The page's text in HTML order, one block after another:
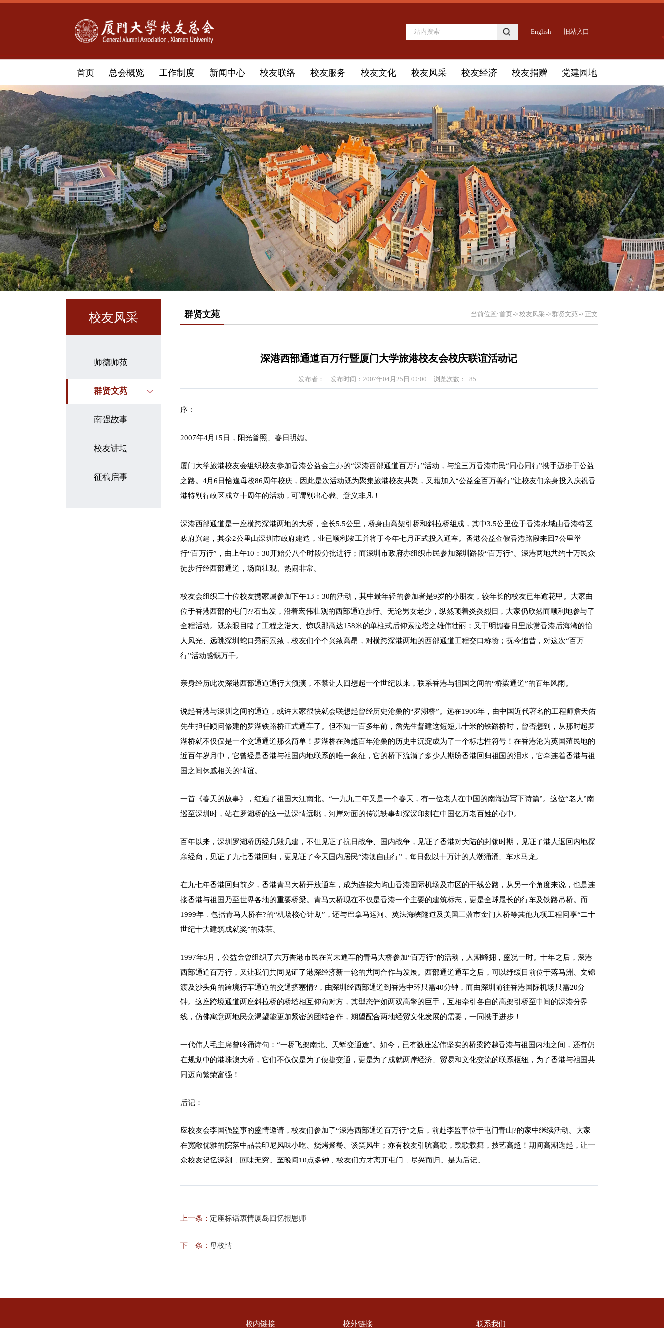
English 旧站入口
首页 总会概览 工作制度 新闻中心 校友联络 校友服务 校友文化 校友风采 校友经济 校友捐赠 党建园地
校友风采
师德师范
群贤文苑
南强故事
校友讲坛
征稿启事
群贤文苑 当前位置: 首页->校友风采->群贤文苑-> 正文
深港西部通道百万行暨厦门大学旅港校友会校庆联谊活动记
发布者： 发布时间：2007年04月25日 00:00 浏览次数： 85
序：
2007年4月15日，阳光普照、春日明媚。
厦门大学旅港校友会组织校友参加香港公益金主办的“深港西部通道百万行”活动，与逾三万香港市民“同心同行”携手迈步于公益
之路。4月6日恰逢母校86周年校庆，因此是次活动既为聚集旅港校友共聚，又藉加入“公益金百万善行”让校友们亲身投入庆祝香
港特别行政区成立十周年的活动，可谓别出心裁、意义非凡！
深港西部通道是一座横跨深港两地的大桥，全长5.5公里，桥身由高架引桥和斜拉桥组成，其中3.5公里位于香港水域由香港特区
政府兴建，其余2公里由深圳市政府建造，业已顺利竣工并将于今年七月正式投入通车。香港公益金假香港路段来回7公里举
行“百万行”，由上午10：30开始分八个时段分批进行；而深圳市政府亦组织市民参加深圳路段“百万行”。深港两地共约十万民众
徒步行经西部通道，场面壮观、热闹非常。
校友会组织三十位校友携家属参加下午13：30的活动，其中最年轻的参加者是9岁的小朋友，较年长的校友已年逾花甲。大家由
位于香港西部的屯门??石出发，沿着宏伟壮观的西部通道步行。无论男女老少，纵然顶着炎炎烈日，大家仍欣然而顺利地参与了
全程活动。既亲眼目睹了工程之浩大、惊叹那高达158米的单柱式后仰索拉塔之雄伟壮丽；又于明媚春日里欣赏香港后海湾的怡
人风光、远眺深圳蛇口秀丽景致，校友们个个兴致高昂，对横跨深港两地的西部通道工程交口称赞；抚今追昔，对这次“百万
行”活动感慨万千。
亲身经历此次深港西部通道通行大预演，不禁让人回想起一个世纪以来，联系香港与祖国之间的“桥梁通道”的百年风雨。
说起香港与深圳之间的通道，或许大家很快就会联想起曾经历史沧桑的“罗湖桥”。远在1906年，由中国近代著名的工程师詹天佑
先生担任顾问修建的罗湖铁路桥正式通车了。但不知一百多年前，詹先生督建这短短几十米的铁路桥时，曾否想到，从那时起罗
湖桥就不仅仅是一个交通通道那么简单！罗湖桥在跨越百年沧桑的历史中沉淀成为了一个标志性符号！在香港沦为英国殖民地的
近百年岁月中，它曾经是香港与祖国内地联系的唯一象征，它的桥下流淌了多少人期盼香港回归祖国的泪水，它牵连着香港与祖
国之间休戚相关的情谊。
一首《春天的故事》，红遍了祖国大江南北。“一九九二年又是一个春天，有一位老人在中国的南海边写下诗篇”。这位“老人”南
巡至深圳时，站在罗湖桥的这一边深情远眺，河岸对面的传说轶事却深深印刻在中国亿万老百姓的心中。
百年以来，深圳罗湖桥历经几毁几建，不但见证了抗日战争、国内战争，见证了香港对大陆的封锁时期，见证了港人返回内地探
亲经商，见证了九七香港回归，更见证了今天国内居民“港澳自由行”，每日数以十万计的人潮涌涌、车水马龙。
在九七年香港回归前夕，香港青马大桥开放通车，成为连接大屿山香港国际机场及市区的干线公路，从另一个角度来说，也是连
接香港与祖国乃至世界各地的重要桥梁。青马大桥现在不仅是香港一个主要的建筑标志，更是全球最长的行车及铁路吊桥。而
1999年，包括青马大桥在?的“机场核心计划”，还与巴拿马运河、英法海峡隧道及美国三藩市金门大桥等其他九项工程同享“二十
世纪十大建筑成就奖”的殊荣。
1997年5月，公益金曾组织了六万香港市民在尚未通车的青马大桥参加“百万行”的活动，人潮蜂拥，盛况一时。十年之后，深港
西部通道百万行，又让我们共同见证了港深经济新一轮的共同合作与发展。西部通道通车之后，可以纾缓目前位于落马洲、文锦
渡及沙头角的跨境行车通道的交通挤塞情?，由深圳经西部通道到香港中环只需40分钟，而由深圳前往香港国际机场只需20分
钟。这座跨境通道两座斜拉桥的桥塔相互仰向对方，其型态俨如两双高擎的巨手，互相牵引各自的高架引桥至中间的深港分界
线，仿佛寓意两地民众渴望能更加紧密的团结合作，期望配合两地经贸文化发展的需要，一同携手进步！
一代伟人毛主席曾吟诵诗句：“一桥飞架南北、天堑变通途”。如今，已有数座宏伟坚实的桥梁跨越香港与祖国内地之间，还有仍
在规划中的港珠澳大桥，它们不仅仅是为了便捷交通，更是为了成就两岸经济、贸易和文化交流的联系枢纽，为了香港与祖国共
同迈向繁荣富强！
后记：
应校友会李国强监事的盛情邀请，校友们参加了“深港西部通道百万行”之后，前赴李监事位于屯门青山?的家中继续活动。大家
在宽敞优雅的院落中品尝印尼风味小吃、烧烤聚餐、谈笑风生；亦有校友引吭高歌，载歌载舞，技艺高超！期间高潮迭起，让一
众校友记忆深刻，回味无穷。至晚间10点多钟，校友们方才离开屯门，尽兴而归。是为后记。
上一条： 定座标话衷情厦岛回忆报恩师
下一条： 母校情
校内链接 校外链接 联系我们